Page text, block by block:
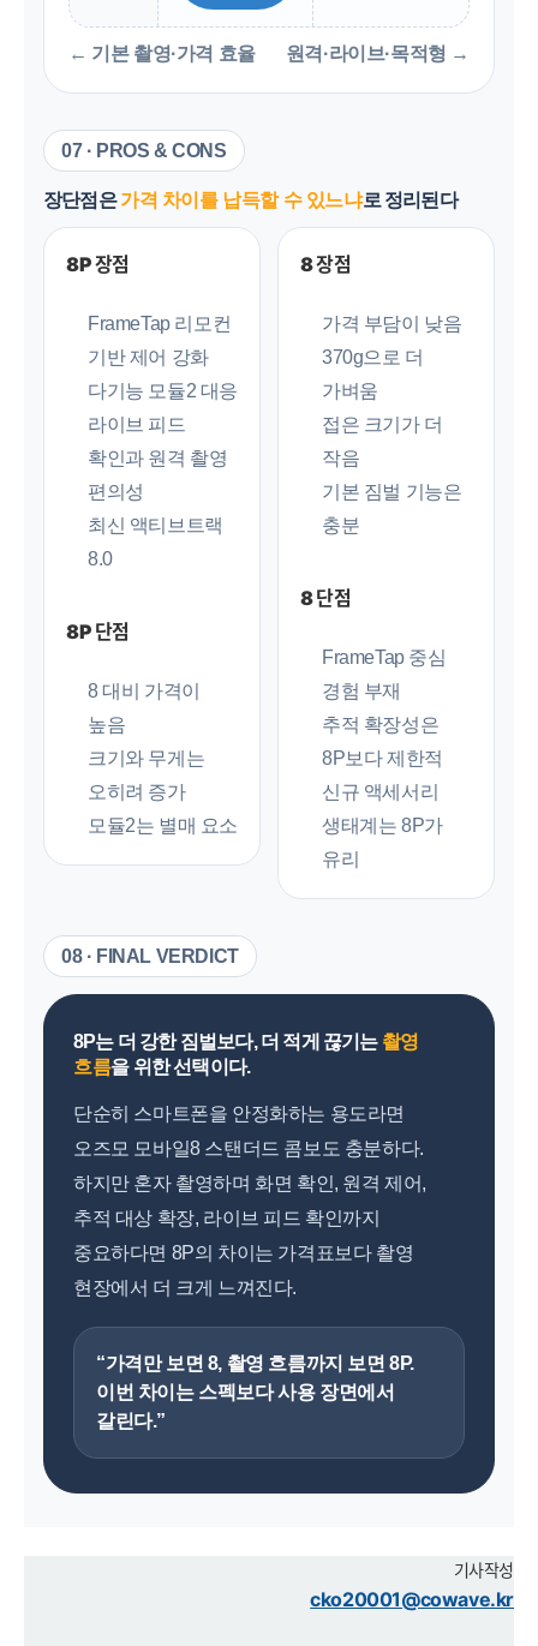
← 기본 촬영·가격 효율 원격·라이브·목적형 →
07 · PROS & CONS
장단점은가격 차이를 납득할 수 있느냐로 정리된다
8P 장점
FrameTap 리모컨
기반 제어 강화
다기능 모듈2 대응
라이브 피드
확인과 원격 촬영
편의성
최신 액티브트랙
8.0
8P 단점
8 대비 가격이
높음
크기와 무게는
오히려 증가
모듈2는 별매 요소
8 장점
가격 부담이 낮음
370g으로 더
가벼움
접은 크기가 더
작음
기본 짐벌 기능은
충분
8 단점
FrameTap 중심
경험 부재
추적 확장성은
8P보다 제한적
신규 액세서리
생태계는 8P가
유리
08 · FINAL VERDICT
8P는 더 강한 짐벌보다, 더 적게 끊기는 촬영
흐름을 위한 선택이다.
단순히 스마트폰을 안정화하는 용도라면
오즈모 모바일8 스탠더드 콤보도 충분하다.
하지만 혼자 촬영하며 화면 확인, 원격 제어,
추적 대상 확장, 라이브 피드 확인까지
중요하다면 8P의 차이는 가격표보다 촬영
현장에서 더 크게 느껴진다.
“가격만 보면 8, 촬영 흐름까지 보면 8P.
이번 차이는 스펙보다 사용 장면에서
갈린다.”
기사작성
cko20001@cowave.kr